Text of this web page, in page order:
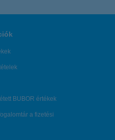
BUBOR értékek
a fizetési